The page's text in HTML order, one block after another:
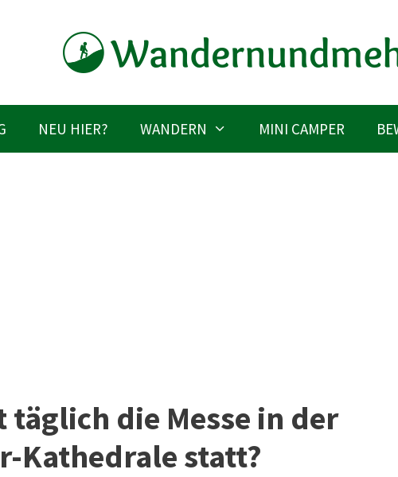
NEU HIER? WANDERN MINI CAMPER
die Messe in der
Kathedrale statt?